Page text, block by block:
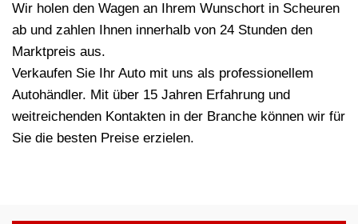
Wir holen den Wagen an Ihrem Wunschort in Scheuren
ab und zahlen Ihnen innerhalb von 24 Stunden den
Marktpreis aus.
Verkaufen Sie Ihr Auto mit uns als professionellem
Autohändler. Mit über 15 Jahren Erfahrung und
weitreichenden Kontakten in der Branche können wir für
Sie die besten Preise erzielen.